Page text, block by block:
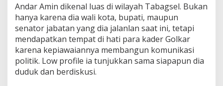
Andar Amin dikenal luas di wilayah Tabagsel. Bukan
hanya karena dia wali kota, bupati, maupun
senator jabatan yang dia jalanlan saat ini, tetapi
mendapatkan tempat di hati para kader Golkar
karena kepiawaiannya membangun komunikasi
politik. Low profile ia tunjukkan sama siapapun dia
duduk dan berdiskusi.